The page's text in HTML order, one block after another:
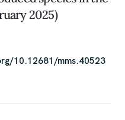
2025)
10.12681/mms.40523